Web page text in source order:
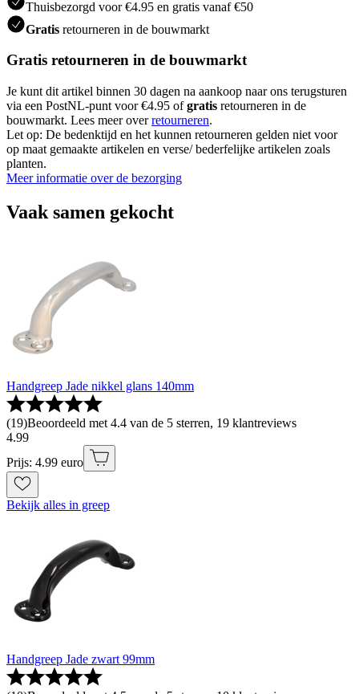
Thuisbezorgd voor €4.95 en gratis vanaf €50
Gratis retourneren in de bouwmarkt
Gratis retourneren in de bouwmarkt
Je kunt dit artikel binnen 30 dagen na aankoop naar ons terugsturen
via een PostNL-punt voor €4.95 ofgratis retourneren in de
bouwmarkt. Lees meer overretourneren.
Let op: De bedenktijd en het kunnen retourneren gelden niet voor
op maat gemaakte artikelen en verse/ bederfelijke artikelen zoals
planten.
Meer informatie over de bezorging
Vaak samen gekocht
Handgreep Jade nikkel glans 140mm
(19)Beoordeeld met 4.4 van de 5 sterren, 19 klantreviews
4.99
Prijs: 4.99 euro
Bekijk alles in greep
Handgreep Jade zwart 99mm